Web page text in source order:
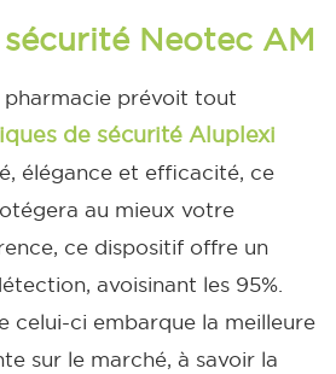
Neotec AM
prévoit tout
de sécurité Aluplexi
élégance et efficacité, ce
au mieux votre
ce dispositif offre un
avoisinant les 95%.
celui-ci embarque la meilleure
sur le marché, à savoir la